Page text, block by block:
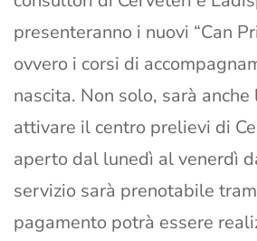
presenteranno i nuovi “Can
ovvero i corsi di
nascita. Non solo, sarà anche
attivare il centro prelievi di
aperto dal lunedì al venerdì
servizio sarà prenotabile
pagamento potrà essere